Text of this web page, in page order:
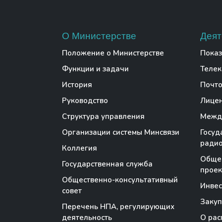
О Министерстве
Положение о Министерстве
Функции и задачи
История
Руководство
Структура управления
Организации системы Минсвязи
Коллегия
Государственная служба
Общественно-консультативный
совет
Перечень НПА, регулирующих
деятельность
О